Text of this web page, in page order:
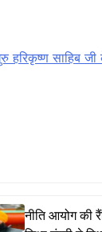
नीति आयोग की